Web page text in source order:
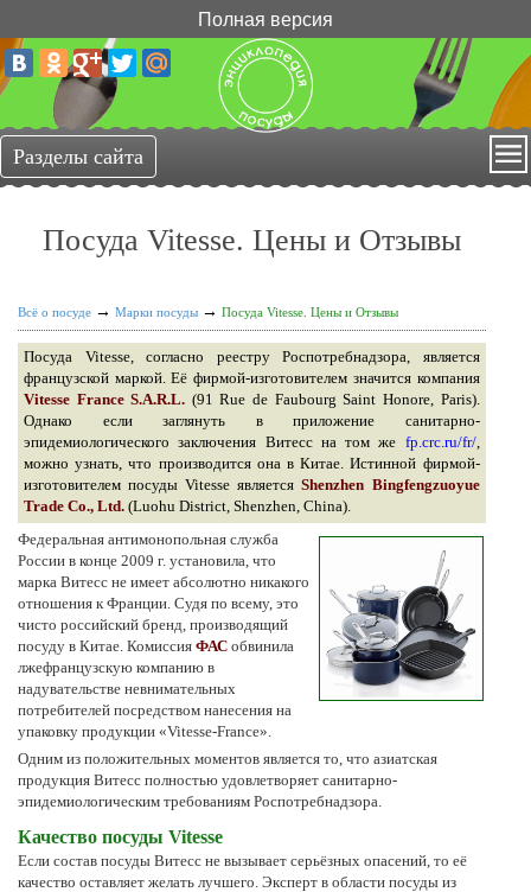
Полная версия
Посуда Vitesse. Цены и Отзывы
Всё о посуде → Марки посуды → Посуда Vitesse. Цены и Отзывы
Посуда Vitesse, согласно реестру Роспотребнадзора, является
французской маркой. Её фирмой-изготовителем значится компания
Vitesse France S.A.R.L. (91 Rue de Faubourg Saint Honore, Paris).
Однако если заглянуть в приложение санитарно-
эпидемиологического заключения Витесс на том же fp.crc.ru/fr/,
можно узнать, что производится она в Китае. Истинной фирмой-
изготовителем посуды Vitesse являетсяShenzhen Bingfengzuoyue
Trade Co., Ltd. (Luohu District, Shenzhen, China).
Федеральная антимонопольная служба
России в конце 2009 г. установила, что
марка Витесс не имеет абсолютно никакого
отношения к Франции. Судя по всему, это
чисто российский бренд, производящий
посуду в Китае. Комиссия ФАС обвинила
лжефранцузскую компанию в
надувательстве невнимательных
потребителей посредством нанесения на
упаковку продукции «Vitesse-France».
Одним из положительных моментов является то, что азиатская
продукция Витесс полностью удовлетворяет санитарно-
эпидемиологическим требованиям Роспотребнадзора.
Качество посуды Vitesse
Если состав посуды Витесс не вызывает серьёзных опасений, то её
качество оставляет желать лучшего. Эксперт в области посуды из